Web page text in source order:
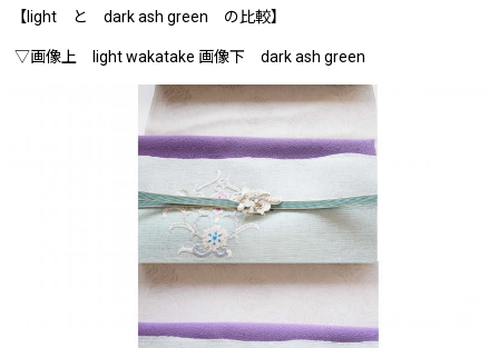
【light と dark ash green の比較】
▽画像上 light wakatake 画像下 dark ash green